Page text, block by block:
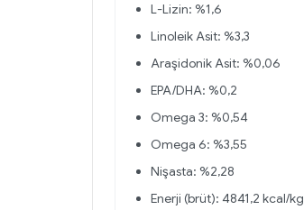
L-Lizin: %1,6
Linoleik Asit: %3,3
Araşidonik Asit: %0,06
EPA/DHA: %0,2
Omega 3: %0,54
Omega 6: %3,55
Nişasta: %2,28
Enerji (brüt): 4841,2 kcal/kg